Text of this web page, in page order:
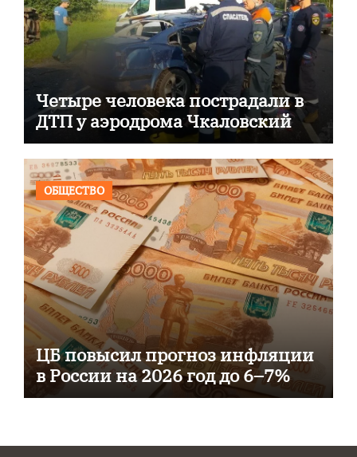
Четыре человека пострадали в
ДТП у аэродрома Чкаловский
ОБЩЕСТВО
ЦБ повысил прогноз инфляции
в России на 2026 год до 6–7%